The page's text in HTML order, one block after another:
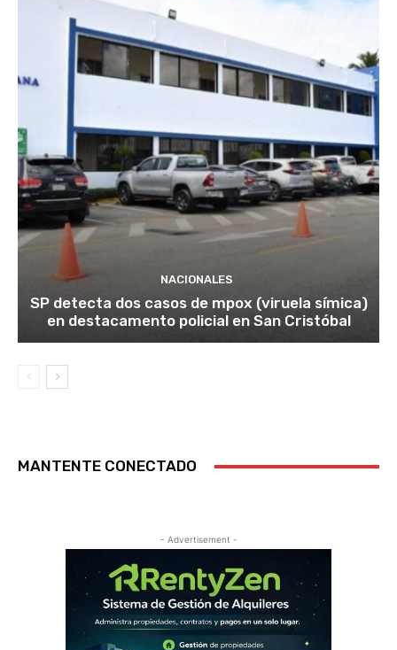
NACIONALES
SP detecta dos casos de mpox (viruela símica)
en destacamento policial en San Cristóbal
MANTENTE CONECTADO
- Advertisement -